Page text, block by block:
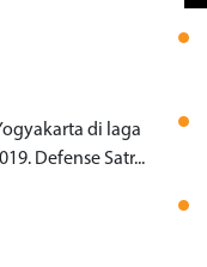
di laga
Defense Satr...